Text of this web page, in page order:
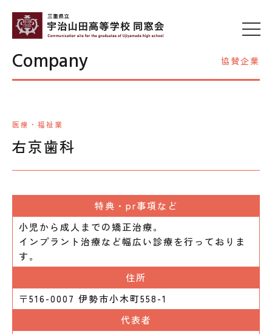
Company 協賛企業
医療・福祉業
右京歯科
特典・pr事項など
小児から成人までの矯正治療。
インプラント治療など幅広い診療を行っておりま
す。
住所
〒516-0007 伊勢市小木町558-1
代表者